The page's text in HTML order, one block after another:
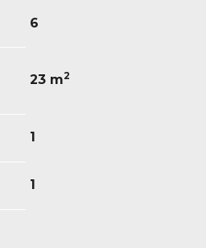
6
23 m2
1
1